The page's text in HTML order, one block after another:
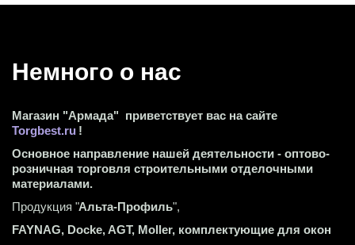
Немного о нас
Магазин "Армада"  приветствует вас на сайте
Torgbest.ru !
Основное направление нашей деятельности - оптово-
розничная торговля строительными отделочными
материалами.
Продукция "Альта-Профиль",
FAYNAG, Docke, AGT, Moller, комплектующие для окон